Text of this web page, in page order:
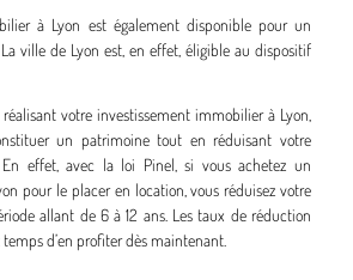
à Lyon est également disponible pour un
ville de Lyon est, en effet, éligible au dispositif
votre investissement immobilier à Lyon,
un patrimoine tout en réduisant votre
effet, avec la loi Pinel, si vous achetez un
pour le placer en location, vous réduisez votre
allant de 6 à 12 ans. Les taux de réduction
d’en profiter dès maintenant.